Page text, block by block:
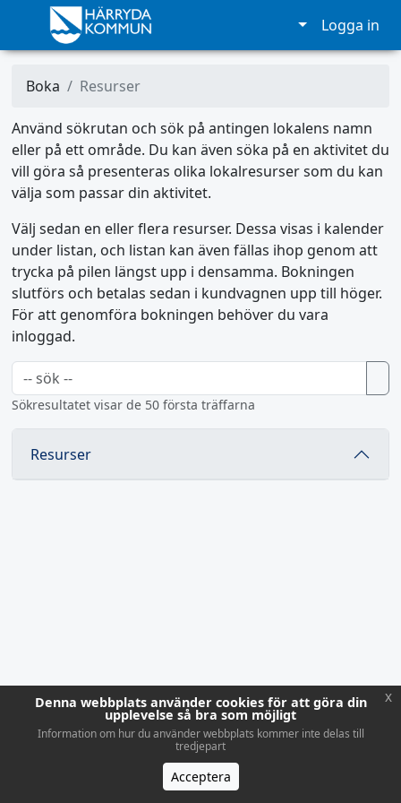
Logga in
Boka Resurser
Använd sökrutan och sök på antingen lokalens namn
eller på ett område. Du kan även söka på en aktivitet du
vill göra så presenteras olika lokalresurser som du kan
välja som passar din aktivitet.
Välj sedan en eller flera resurser. Dessa visas i kalender
under listan, och listan kan även fällas ihop genom att
trycka på pilen längst upp i densamma. Bokningen
slutförs och betalas sedan i kundvagnen upp till höger.
För att genomföra bokningen behöver du vara
inloggad.
Sökresultatet visar de 50 första träffarna
Resurser
Denna webbplats använder cookies för att göra din
upplevelse så bra som möjligt
Information om hur du använder webbplats kommer inte delas till
tredjepart
Acceptera
x